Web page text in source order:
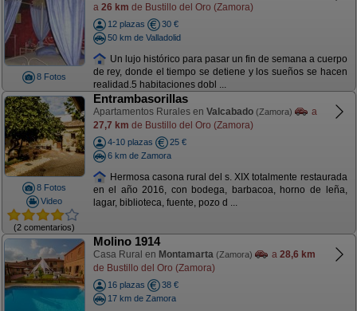
8 Fotos
a 26 km de Bustillo del Oro (Zamora)
12 plazas
30 €
50 km de Valladolid
Un lujo histórico para pasar un fin de semana a cuerpo
de rey, donde el tiempo se detiene y los sueños se hacen
realidad.5 habitaciones dobl ...
8 Fotos
Video
(2 comentarios)
Entrambasorillas
Apartamentos Rurales en Valcabado (Zamora)
a
27,7 km de Bustillo del Oro (Zamora)
4-10 plazas
25 €
6 km de Zamora
Hermosa casona rural del s. XIX totalmente restaurada
en el año 2016, con bodega, barbacoa, horno de leña,
lagar, biblioteca, fuente, pozo d ...
Molino 1914
Casa Rural en Montamarta (Zamora) a 28,6 km
de Bustillo del Oro (Zamora)
16 plazas
38 €
17 km de Zamora